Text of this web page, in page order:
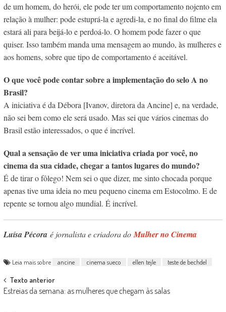
de um homem, do herói, ele pode ter um comportamento nojento em
relação à mulher: pode estuprá-la e agredi-la, e no final do filme ela
estará ali para beijá-lo e perdoá-lo. O homem pode fazer o que
quiser. Isso também manda uma mensagem ao mundo, às mulheres e
aos homens, sobre que tipo de comportamento é aceitável.
O que você pode contar sobre a implementação do selo A no
Brasil?
A iniciativa é da Débora [Ivanov, diretora da Ancine] e, na verdade,
não sei bem como ele será usado. Mas sei que vários cinemas do
Brasil estão interessados, o que é incrível.
Qual a sensação de ver uma iniciativa criada por você, no
cinema da sua cidade, chegar a tantos lugares do mundo?
É de tirar o fôlego! Nem sei o que dizer, me sinto chocada porque
apenas tive uma ideia no meu pequeno cinema em Estocolmo. E de
repente se tornou algo mundial. É incrível.
Luísa Pécoraé jornalista e criadora do Mulher no Cinema
Leia mais sobre ancine cinema sueco ellen tejle teste de bechdel
Post
navigation
Texto anterior
Estreias da semana: as mulheres que chegam às salas